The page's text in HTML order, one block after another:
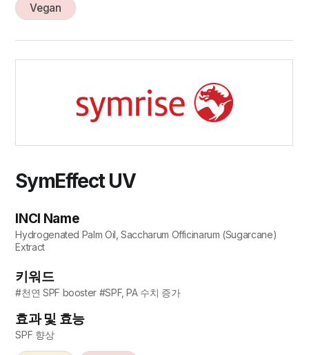
Vegan
SymEffect UV
INCI Name
Hydrogenated Palm Oil, Saccharum Officinarum (Sugarcane)
Extract
키워드
#천연 SPF booster #SPF, PA 수치 증가
효과 및 효능
SPF 향상